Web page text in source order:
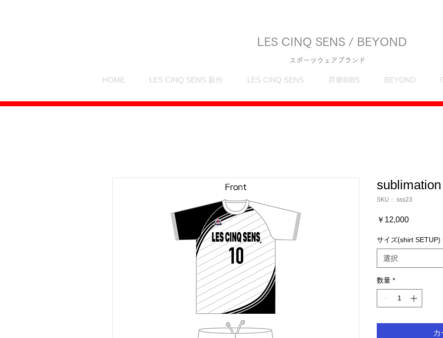
LES CINQ SENS / BEYOND
スポーツウェアブランド
HOME LES CINQ SENS 新作 LES CINQ SENS 昇華BIBS BEYOND
SKU： sss23
￥12,000価
サイズ(shirt SETUP)
選択
数量 *